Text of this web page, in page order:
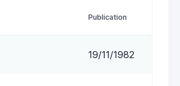
Publication
19/11/1982